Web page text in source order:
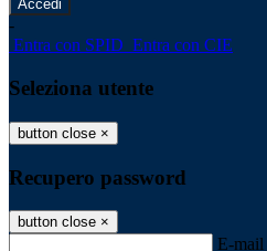
-
Entra con SPID Entra con CIE
Seleziona utente
button close ×
Recupero password
button close ×
E-mail